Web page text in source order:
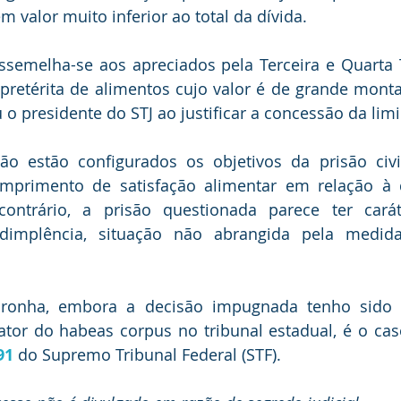
valor muito inferior ao total da dívida.
se aos apreciados pela Terceira e Quarta
de alimentos cujo valor é de grande
presidente do STJ ao justificar a concessão da
estão configurados os objetivos da prisão
de satisfação alimentar em relação à
a prisão questionada parece ter
situação não abrangida pela
embora a decisão impugnada tenho
do habeas corpus no tribunal estadual, é o
do Supremo Tribunal Federal (STF).